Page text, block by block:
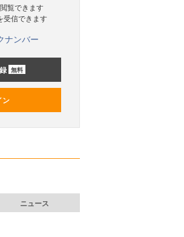
覧できます
受信できます
ナンバー
無料
ン
ニュース